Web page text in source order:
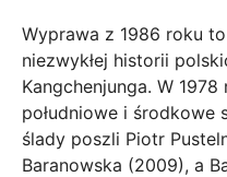
Wyprawa z 1986 roku
niezwykłej historii
Kangchenjunga. W
południowe i środkowe
ślady poszli Piotr
Baranowska (2009), a